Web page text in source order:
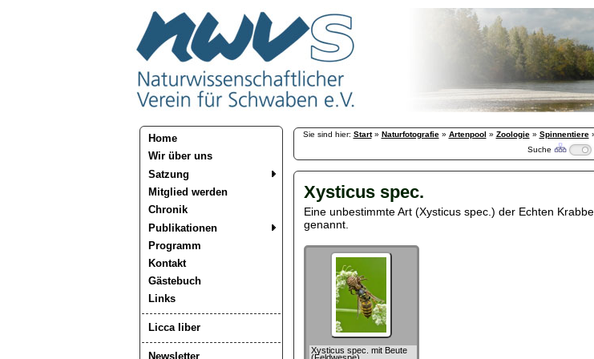
Home
Wir über uns
Satzung
Mitglied werden
Chronik
Publikationen
Programm
Kontakt
Gästebuch
Links
Licca liber
Newsletter
Sie sind hier: Start» Naturfotografie» Artenpool » Zoologie» Spinnentiere
Suche
Xysticus spec.
Eine unbestimmte Art (Xysticus spec.) der Echten
genannt.
Xysticus spec. mit Beute